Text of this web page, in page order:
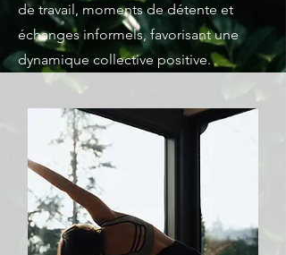
de travail, moments de détente et
échanges informels, favorisant une
dynamique collective positive.